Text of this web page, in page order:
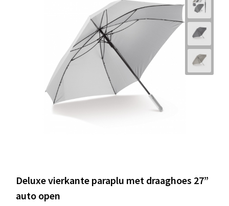
Deluxe vierkante paraplu met draaghoes 27”
auto open